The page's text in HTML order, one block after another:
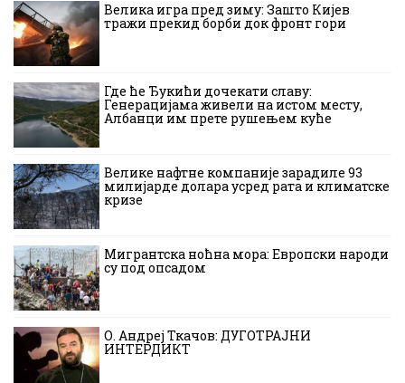
Велика игра пред зиму: Зашто Кијев
тражи прекид борби док фронт гори
Где ће Ђукићи дочекати славу:
Генерацијама живели на истом месту,
Албанци им прете рушењем куће
Велике нафтне компаније зарадиле 93
милијарде долара усред рата и климатске
кризе
Мигрантска ноћна мора: Европски народи
су под опсадом
О. Андреј Ткачов: ДУГОТРАЈНИ
ИНТЕРДИКТ